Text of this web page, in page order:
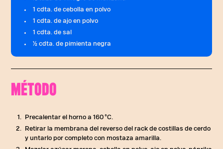
1 cdta. de cebolla en polvo
1 cdta. de ajo en polvo
1 cdta. de sal
½ cdta. de pimienta negra
MÉTODO
Precalentar el horno a 160 °C.
Retirar la membrana del reverso del rack de costillas de cerdo
y untarlo por completo con mostaza amarilla.